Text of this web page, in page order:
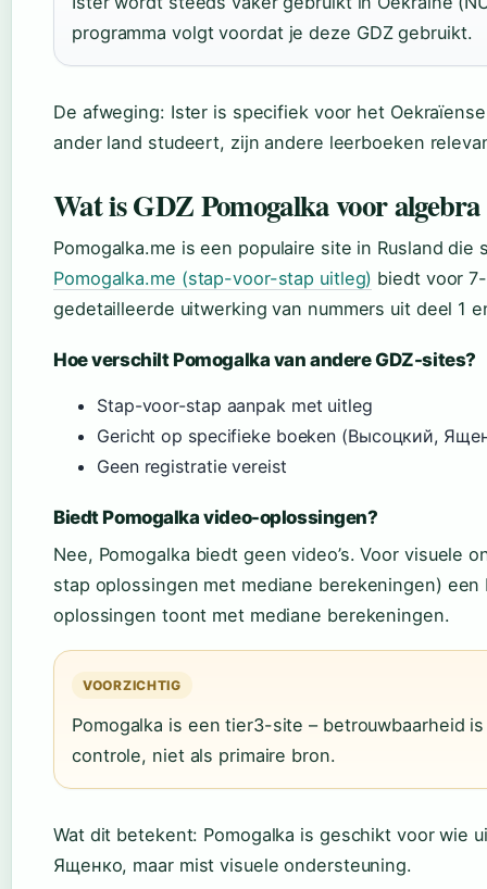
programma volgt voordat je deze GDZ gebruikt.
De afweging: Ister is specifiek voor het
ander land studeert, zijn andere leerboeken
Wat is GDZ Pomogalka voor algebra
Pomogalka.me is een populaire site in Rusland
Pomogalka.me (stap-voor-stap uitleg) biedt voor
gedetailleerde uitwerking van nummers uit deel 1
Hoe verschilt Pomogalka van andere GDZ-sites?
Stap-voor-stap aanpak met uitleg
Gericht op specifieke boeken (Высоцкий,
Geen registratie vereist
Biedt Pomogalka video-oplossingen?
Nee, Pomogalka biedt geen video’s. Voor visuele
stap oplossingen met mediane berekeningen)
oplossingen toont met mediane berekeningen.
VOORZICHTIG
Pomogalka is een tier3-site – betrouwbaarheid
controle, niet als primaire bron.
Wat dit betekent: Pomogalka is geschikt voor wie
Ященко, maar mist visuele ondersteuning.